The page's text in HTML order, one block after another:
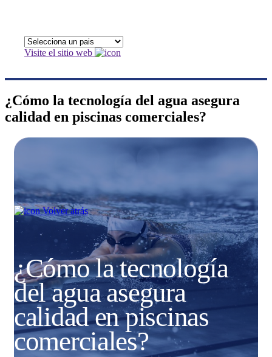
Visite el sitio web
¿Cómo la tecnología del agua asegura
calidad en piscinas comerciales?
Volver atrás
¿Cómo la tecnología
del agua asegura
calidad en piscinas
comerciales?